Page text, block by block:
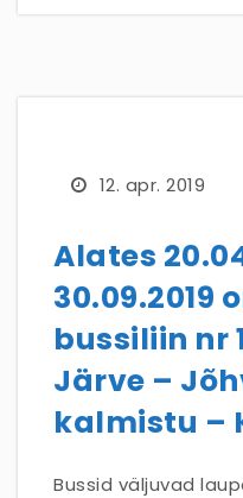
12. apr. 2019
Alates
30.09.2019
bussiliin nr
Järve –
kalmistu –
Bussid väljuvad